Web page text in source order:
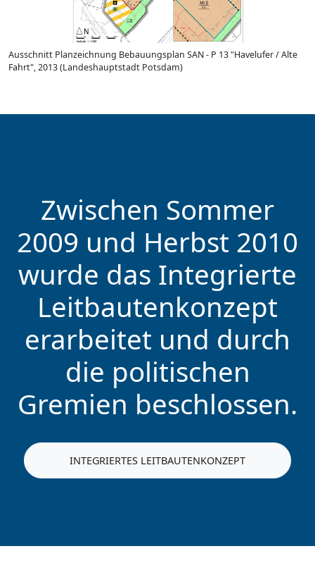
Ausschnitt Planzeichnung Bebauungsplan SAN - P 13 "Havelufer / Alte
Fahrt", 2013 (Landeshauptstadt Potsdam)
Zwischen Sommer
2009 und Herbst 2010
wurde das Integrierte
Leitbautenkonzept
erarbeitet und durch
die politischen
Gremien beschlossen.
INTEGRIERTES LEITBAUTENKONZEPT